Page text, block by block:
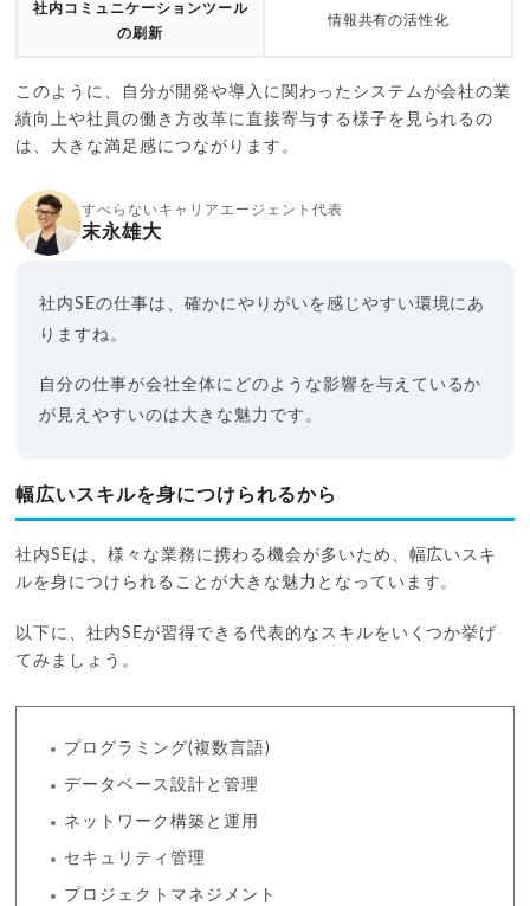
社内コミュニケーションツール
の刷新
情報共有の活性化
このように、自分が開発や導入に関わったシステムが会社の業
績向上や社員の働き方改革に直接寄与する様子を見られるの
は、大きな満足感につながります。
すべらないキャリアエージェント代表
末永雄大
社内SEの仕事は、確かにやりがいを感じやすい環境にあ
りますね。
自分の仕事が会社全体にどのような影響を与えているか
が見えやすいのは大きな魅力です。
幅広いスキルを身につけられるから
社内SEは、様々な業務に携わる機会が多いため、幅広いスキ
ルを身につけられることが大きな魅力となっています。
以下に、社内SEが習得できる代表的なスキルをいくつか挙げ
てみましょう。
プログラミング(複数言語)
データベース設計と管理
ネットワーク構築と運用
セキュリティ管理
プロジェクトマネジメント